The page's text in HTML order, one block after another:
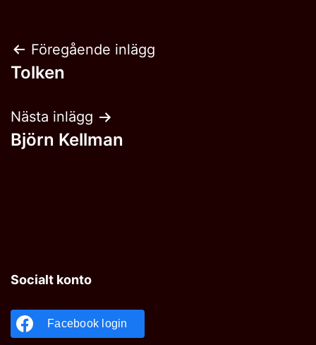
Inläggsnavigering
Föregående inlägg
Tolken
Nästa inlägg
Björn Kellman
Socialt konto
Facebook login